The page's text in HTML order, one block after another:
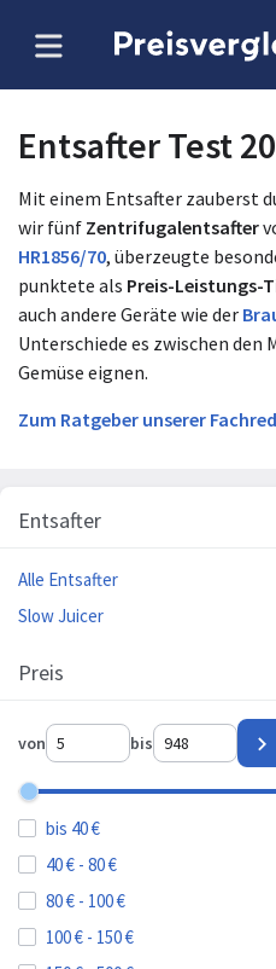
Entsafter Test
Mit einem Entsafter zauberst
wir fünf Zentrifugalentsafter
HR1856/70, überzeugte
punktete als Preis-Leistungs-
auch andere Geräte wie der
Unterschiede es zwischen
Gemüse eignen.​
Zum Ratgeber unserer
Entsafter
Alle Entsafter
Slow Juicer
Preis
von bis
bis 40 €
40 € - 80 €
80 € - 100 €
100 € - 150 €